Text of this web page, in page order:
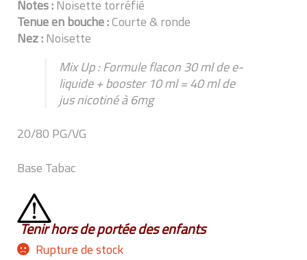
Notes :Noisette torréfié
Tenue en bouche :Courte & ronde
Nez :Noisette
Mix Up : Formule flacon 30 ml de e-
liquide + booster 10 ml = 40 ml de
jus nicotiné à 6mg
20/80 PG/VG
Base Tabac
Tenir hors de portée des enfants
Rupture de stock